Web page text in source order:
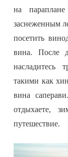
на
заснеженным
посетить
вина. После
насладитесь
такими как
вина
отдыхаете,
путешествие.